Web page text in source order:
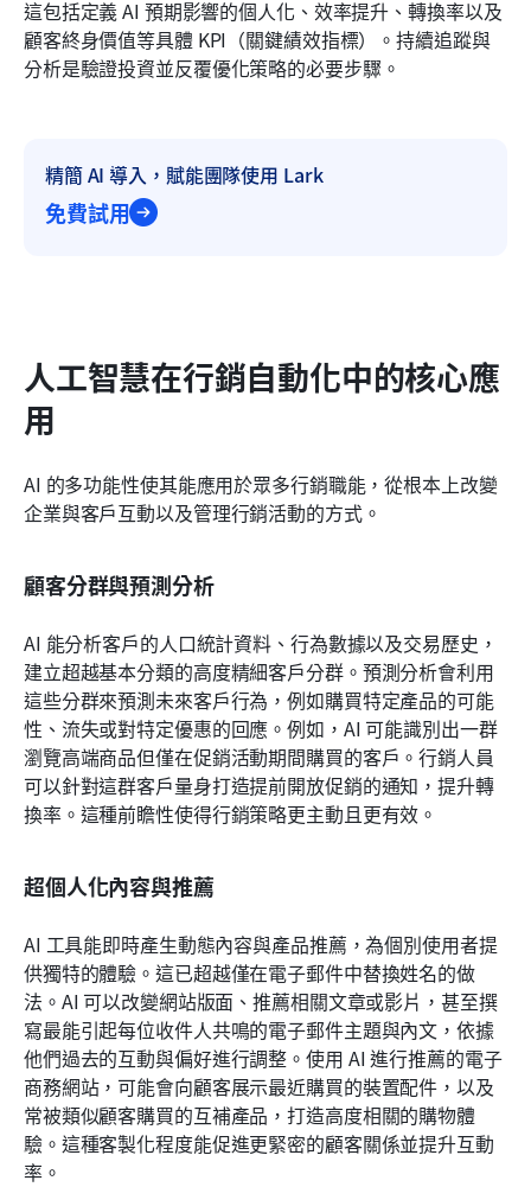
這包括定義 AI 預期影響的個人化、效率提升、轉換率以及
顧客終身價值等具體 KPI（關鍵績效指標）。持續追蹤與
分析是驗證投資並反覆優化策略的必要步驟。
精簡 AI 導入，賦能團隊使用 Lark
免費試用
人工智慧在行銷自動化中的核心應
用
AI 的多功能性使其能應用於眾多行銷職能，從根本上改變
企業與客戶互動以及管理行銷活動的方式。
顧客分群與預測分析
AI 能分析客戶的人口統計資料、行為數據以及交易歷史，
建立超越基本分類的高度精細客戶分群。預測分析會利用
這些分群來預測未來客戶行為，例如購買特定產品的可能
性、流失或對特定優惠的回應。例如，AI 可能識別出一群
瀏覽高端商品但僅在促銷活動期間購買的客戶。行銷人員
可以針對這群客戶量身打造提前開放促銷的通知，提升轉
換率。這種前瞻性使得行銷策略更主動且更有效。
超個人化內容與推薦
AI 工具能即時產生動態內容與產品推薦，為個別使用者提
供獨特的體驗。這已超越僅在電子郵件中替換姓名的做
法。AI 可以改變網站版面、推薦相關文章或影片，甚至撰
寫最能引起每位收件人共鳴的電子郵件主題與內文，依據
他們過去的互動與偏好進行調整。使用 AI 進行推薦的電子
商務網站，可能會向顧客展示最近購買的裝置配件，以及
常被類似顧客購買的互補產品，打造高度相關的購物體
驗。這種客製化程度能促進更緊密的顧客關係並提升互動
率。